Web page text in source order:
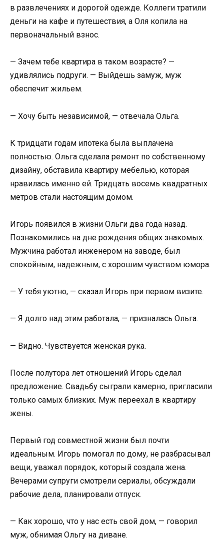
в развлечениях и дорогой одежде. Коллеги тратили
деньги на кафе и путешествия, а Оля копила на
первоначальный взнос.
— Зачем тебе квартира в таком возрасте? —
удивлялись подруги. — Выйдешь замуж, муж
обеспечит жильем.
— Хочу быть независимой, — отвечала Ольга.
К тридцати годам ипотека была выплачена
полностью. Ольга сделала ремонт по собственному
дизайну, обставила квартиру мебелью, которая
нравилась именно ей. Тридцать восемь квадратных
метров стали настоящим домом.
Игорь появился в жизни Ольги два года назад.
Познакомились на дне рождения общих знакомых.
Мужчина работал инженером на заводе, был
спокойным, надежным, с хорошим чувством юмора.
— У тебя уютно, — сказал Игорь при первом визите.
— Я долго над этим работала, — призналась Ольга.
— Видно. Чувствуется женская рука.
После полутора лет отношений Игорь сделал
предложение. Свадьбу сыграли камерно, пригласили
только самых близких. Муж переехал в квартиру
жены.
Первый год совместной жизни был почти
идеальным. Игорь помогал по дому, не разбрасывал
вещи, уважал порядок, который создала жена.
Вечерами супруги смотрели сериалы, обсуждали
рабочие дела, планировали отпуск.
— Как хорошо, что у нас есть свой дом, — говорил
муж, обнимая Ольгу на диване.